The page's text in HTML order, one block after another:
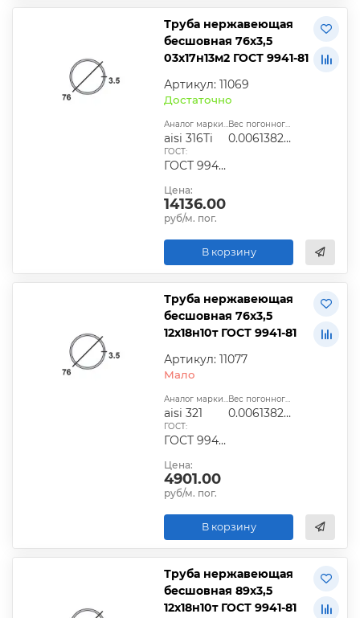
Труба нержавеющая
бесшовная 76х3,5
03х17н13м2 ГОСТ 9941-81
Артикул: 11069
Достаточно
Аналог марки стали:
aisi 316Ti
Вес погонного метра, т.:
0.0061382125
ГОСТ:
ГОСТ 9940-81, ГОСТ 9941-81, ГОСТ 24030-80, ГОСТ 10498-82
Цена:
14136.00
руб/м. пог.
В корзину
Труба нержавеющая
бесшовная 76х3,5
12х18н10т ГОСТ 9941-81
Артикул: 11077
Мало
Аналог марки стали:
aisi 321
Вес погонного метра, т.:
0.0061382125
ГОСТ:
ГОСТ 9940-81, ГОСТ 9941-81, ГОСТ 24030-80, ГОСТ 10498-82
Цена:
4901.00
руб/м. пог.
В корзину
Труба нержавеющая
бесшовная 89х3,5
12х18н10т ГОСТ 9941-81